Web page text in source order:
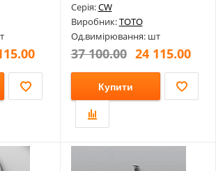
Серія:CW
Виробник:TOTO
Од.вимірювання: шт
37 100.00 24 115.00
Купити